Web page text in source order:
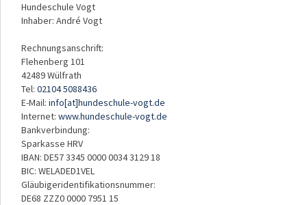
Hundeschule Vogt
Inhaber: André Vogt
Rechnungsanschrift:
Flehenberg 101
42489 Wülfrath
Tel: 02104 5088436
E-Mail: info[at]hundeschule-vogt.de
Internet: www.hundeschule-vogt.de
Bankverbindung:
Sparkasse HRV
IBAN: DE57 3345 0000 0034 3129 18
BIC: WELADED1VEL
Gläubigeridentifikationsnummer:
DE68 ZZZ0 0000 7951 15